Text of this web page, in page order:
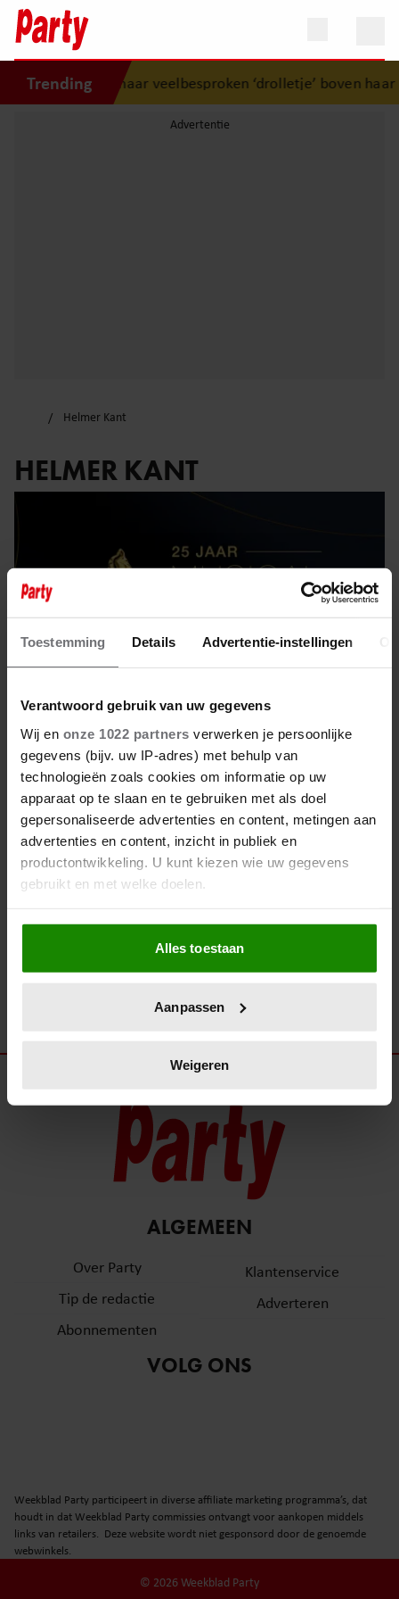
Toestemming Details Advertentie-instellingen
Verantwoord gebruik van uw gegevens
Wij en onze 1022 partners verwerken je persoonlijke
gegevens (bijv. uw IP-adres) met behulp van
technologieën zoals cookies om informatie op uw
apparaat op te slaan en te gebruiken met als doel
gepersonaliseerde advertenties en content, metingen aan
advertenties en content, inzicht in publiek en
productontwikkeling. U kunt kiezen wie uw gegevens
gebruikt en met welke doelen.
Als u het toestaat, willen we ook graag:
Informatie verzamelen over uw geografische
locatie, die tot een paar meter nauwkeurig kan zijn
scannen op specifieke eigenschappen (fingerprinting)
verwerkt en stel uw voorkeuren in het
intrekken in de Cookieverklaring.
We gebruiken cookies om content en advertenties te
personaliseren, om functies voor social media te bieden
en om ons websiteverkeer te analyseren. Ook delen we
partners voor social media, adverteren en analyse. Deze
informatie die u aan ze heeft verstrekt of die ze hebben
verzameld op basis van uw gebruik van hun services. U
gebruiken.
Alles toestaan
Aanpassen
Weigeren
Trending
legt uit hoe haar veelbesproken ‘drolletje’ boven haar
Helmer Kant
HELMER KANT
16 april 2025
BEKIJK SNEL… DE MOOISTE
MODE VAN HET ‘MUSICAL
AWARDS GALA 2025’
ALGEMEEN
Over Party
Tip de redactie
Abonnementen
Klantenservice
Adverteren
VOLG ONS
Weekblad Party participeert in diverse affiliate marketing programma’s, dat
houdt in dat Weekblad Party commissies ontvangt voor aankopen middels
links van retailers. Deze website wordt niet gesponsord door de genoemde
webwinkels.
© 2026 Weekblad Party